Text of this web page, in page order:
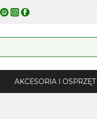
AKCESORIA I OSPRZĘT